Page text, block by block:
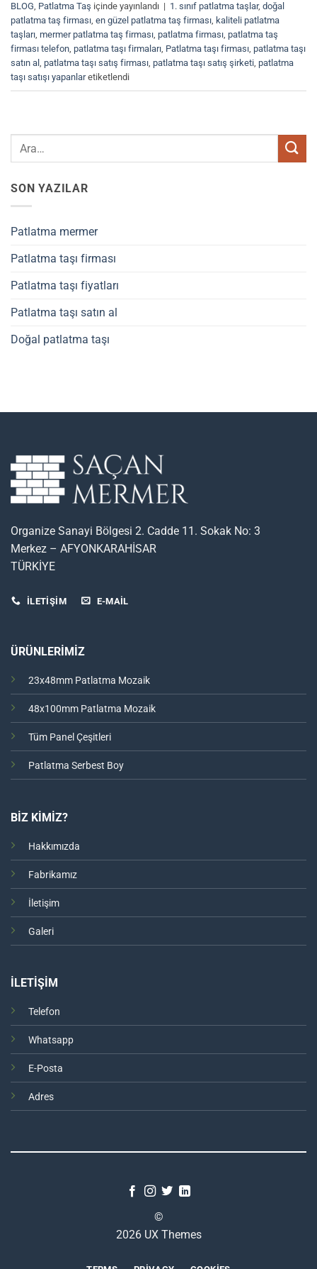
BLOG, Patlatma Taş içinde yayınlandı | 1. sınıf patlatma taşlar, doğal
patlatma taş firması, en güzel patlatma taş firması, kaliteli patlatma
taşları, mermer patlatma taş firması, patlatma firması, patlatma taş
firması telefon, patlatma taşı firmaları, Patlatma taşı firması, patlatma taşı
satın al , patlatma taşı satış firması, patlatma taşı satış şirketi, patlatma
taşı satışı yapanlaretiketlendi
SON YAZILAR
Patlatma mermer
Patlatma taşı firması
Patlatma taşı fiyatları
Patlatma taşı satın al
Doğal patlatma taşı
Organize Sanayi Bölgesi 2. Cadde 11. Sokak No: 3
Merkez – AFYONKARAHİSAR
TÜRKİYE
İLETİŞİM E-MAIL
ÜRÜNLERİMİZ
23x48mm Patlatma Mozaik
48x100mm Patlatma Mozaik
Tüm Panel Çeşitleri
Patlatma Serbest Boy
BİZ KİMİZ?
Hakkımızda
Fabrikamız
İletişim
Galeri
İLETİŞİM
Telefon
Whatsapp
E-Posta
Adres
©
2026 UX Themes